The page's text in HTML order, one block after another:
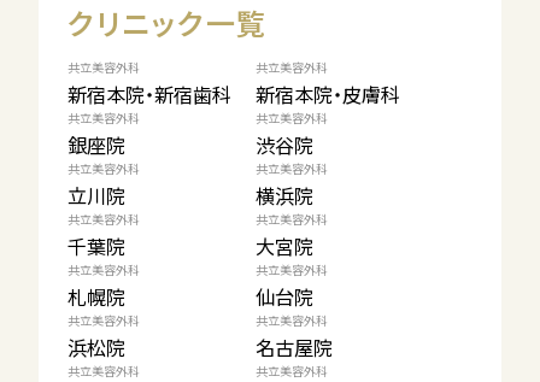
クリニック一覧
共立美容外科
新宿本院・新宿歯科
共立美容外科
新宿本院・皮膚科
共立美容外科
銀座院
共立美容外科
渋谷院
共立美容外科
立川院
共立美容外科
横浜院
共立美容外科
千葉院
共立美容外科
大宮院
共立美容外科
札幌院
共立美容外科
仙台院
共立美容外科
浜松院
共立美容外科
名古屋院
共立美容外科 共立美容外科